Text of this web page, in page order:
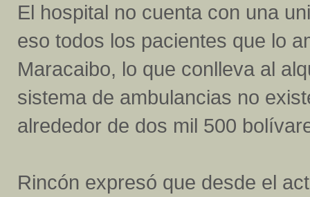
El hospital no cuenta con una
eso todos los pacientes que lo
Maracaibo, lo que conlleva al
sistema de ambulancias no
alrededor de dos mil 500
Rincón expresó que desde el